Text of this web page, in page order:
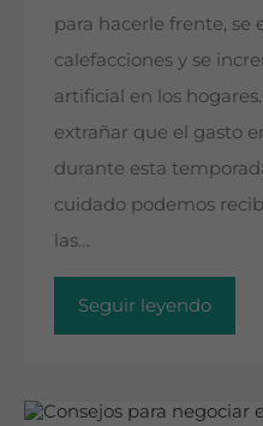
para hacerle frente, se
calefacciones y se
artificial en los
extrañar que el gasto
durante esta
cuidado podemos
las…
Seguir leyendo